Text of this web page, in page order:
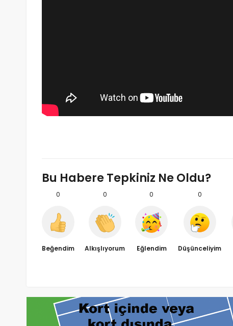
Bu Habere Tepkiniz Ne Oldu?
0
Beğendim
0
Alkışlıyorum
0
Eğlendim
0
Düşünceliyim